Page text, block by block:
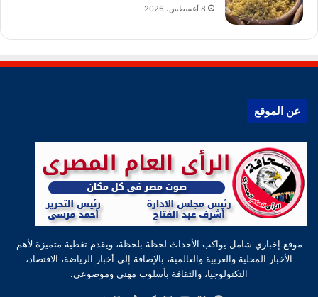
8 أغسطس، 2026
عن الموقع
موقع إخباري شامل يواكب الأحداث لحظة بلحظة، ويقدم تغطية متميزة لأهم
الأخبار المحلية والعربية والعالمية، بالإضافة إلى أخبار الرياضة، الاقتصاد،
التكنولوجيا، والثقافة بأسلوب مهني وموضوعي.